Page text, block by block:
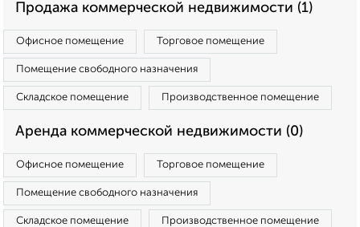
Продажа коммерческой недвижимости (1)
Офисное помещение Торговое помещение
Помещение свободного назначения
Складское помещение Производственное помещение
Аренда коммерческой недвижимости (0)
Офисное помещение Торговое помещение
Помещение свободного назначения
Складское помещение Производственное помещение